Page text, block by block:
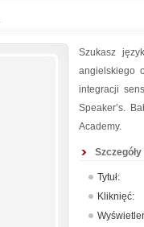
Szukasz
angielskiego
integracji
Speaker’s.
Academy.
Tytuł:
Kliknięć: